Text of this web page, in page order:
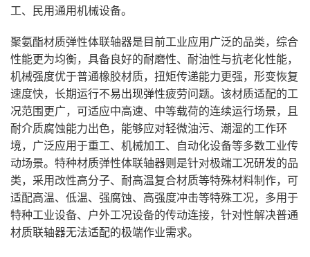
工、民用通用机械设备。
聚氨酯材质弹性体联轴器是目前工业应用广泛的品类，综合
性能更为均衡，具备良好的耐磨性、耐油性与抗老化性能，
机械强度优于普通橡胶材质，扭矩传递能力更强，形变恢复
速度快，长期运行不易出现弹性疲劳问题。该材质适配的工
况范围更广，可适应中高速、中等载荷的连续运行场景，且
耐介质腐蚀能力出色，能够应对轻微油污、潮湿的工作环
境，广泛应用于重工、机械加工、自动化设备等多数工业传
动场景。特种材质弹性体联轴器则是针对极端工况研发的品
类，采用改性高分子、耐高温复合材质等特殊材料制作，可
适配高温、低温、强腐蚀、高强度冲击等特殊工况，多用于
特种工业设备、户外工况设备的传动连接，针对性解决普通
材质联轴器无法适配的极端作业需求。